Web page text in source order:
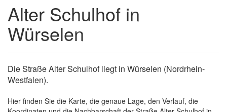
Alter Schulhof in
Würselen
Die Straße Alter Schulhof liegt in Würselen (Nordrhein-
Westfalen).
Hier finden Sie die Karte, die genaue Lage, den Verlauf, die